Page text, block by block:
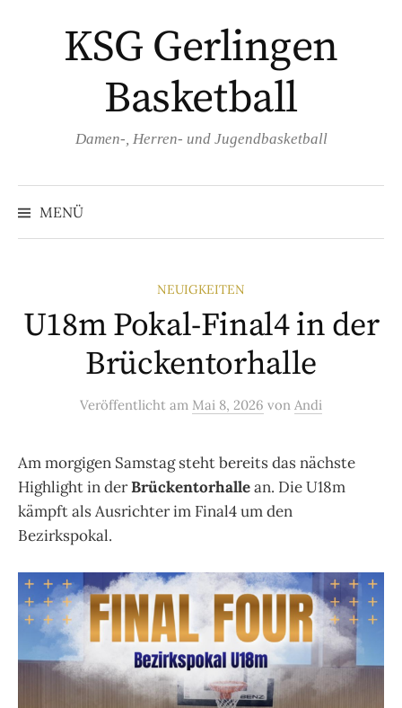
KSG Gerlingen
Basketball
Damen-, Herren- und Jugendbasketball
MENÜ
Suchen
NEUIGKEITEN
U18m Pokal-Final4 in der
Brückentorhalle
Veröffentlicht am Mai 8, 2026 von Andi
Am morgigen Samstag steht bereits das nächste
Highlight in derBrückentorhallean. Die U18m
kämpft als Ausrichter im Final4 um den
Bezirkspokal.